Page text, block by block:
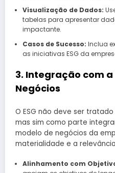
Visualização de Dados:
tabelas para apresentar
impactante.
Casos de Sucesso: Inclua
as iniciativas ESG da
3. Integração com
Negócios
O ESG não deve ser
mas sim como parte
modelo de negócios da
materialidade e a
Alinhamento com